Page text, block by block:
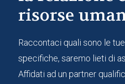
risorse
Raccontaci quali sono le
specifiche, saremo lieti di
Affidati ad un partner